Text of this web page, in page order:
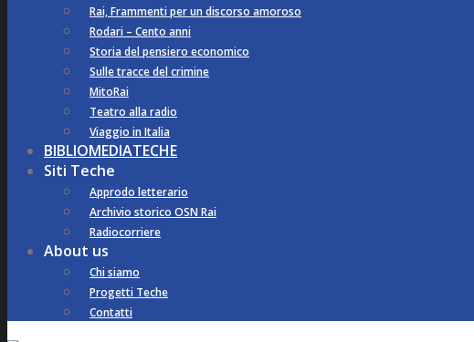
Rai, Frammenti per un discorso amoroso
Rodari – Cento anni
Storia del pensiero economico
Sulle tracce del crimine
MitoRai
Teatro alla radio
Viaggio in Italia
BIBLIOMEDIATECHE
Siti Teche
Approdo letterario
Archivio storico OSN Rai
Radiocorriere
About us
Chi siamo
Progetti Teche
Contatti